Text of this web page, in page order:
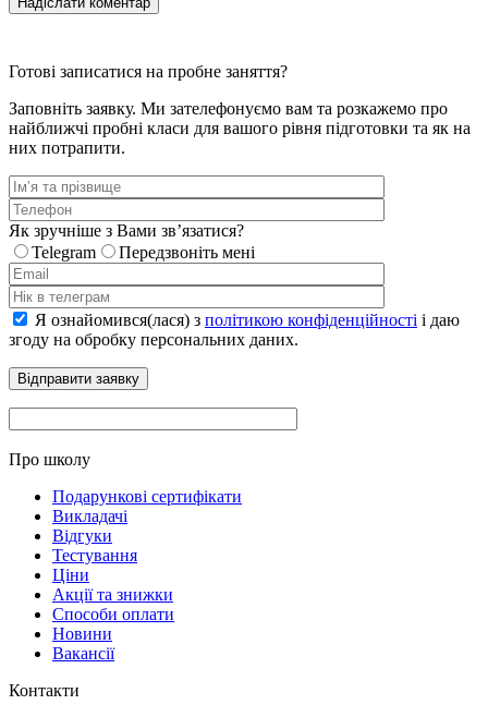
Готові записатися на пробне заняття?
Заповніть заявку. Ми зателефонуємо вам та розкажемо про
найближчі пробні класи для вашого рівня підготовки та як на
них потрапити.
Як зручніше з Вами звʼязатися?
Telegram
Передзвоніть мені
Я ознайомився(лася) з політикою конфіденційності і даю
згоду на обробку персональних даних.
Про школу
Подарункові сертифікати
Викладачі
Відгуки
Тестування
Ціни
Акції та знижки
Способи оплати
Новини
Вакансії
Контакти